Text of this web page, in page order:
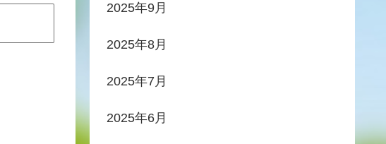
2025年9月
2025年8月
2025年7月
2025年6月